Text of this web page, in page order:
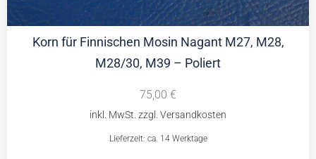
Korn für Finnischen Mosin Nagant M27, M28,
M28/30, M39 – Poliert
75,00 €
Lieferzeit: ca. 14 Werktage